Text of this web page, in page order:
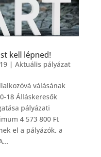
kell lépned!
| Aktuális pályázat
válásának
18 Álláskeresők
pályázati
4 573 800 Ft
el a pályázók, a